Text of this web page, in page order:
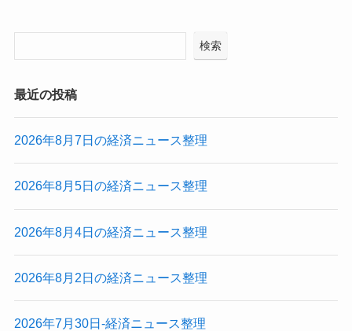
検索
最近の投稿
2026年8月7日の経済ニュース整理
2026年8月5日の経済ニュース整理
2026年8月4日の経済ニュース整理
2026年8月2日の経済ニュース整理
2026年7月30日-経済ニュース整理